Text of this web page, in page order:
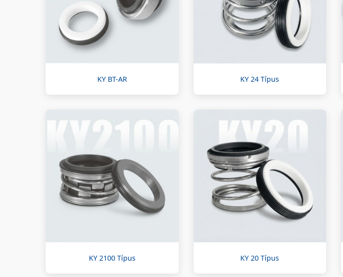
KY BT-AR KY 24 Típus
KY 2100 Típus KY 20 Típus